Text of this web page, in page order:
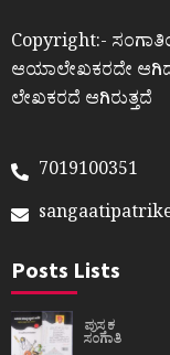
Copyright:-
ಆಯಾಲೇಖಕರದೇ
ಲೇಖಕರದೆ ಆಗಿರುತ್ತದೆ
7019100351
Posts Lists
ಪುಸ್ತಕ
ಸಂಗಾತಿ